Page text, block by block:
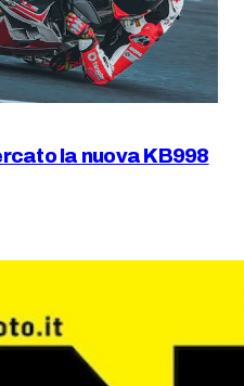
la nuova KB998